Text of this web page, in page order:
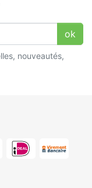
ok
nouveautés,